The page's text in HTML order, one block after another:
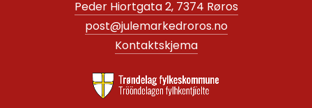
Peder Hiortgata 2, 7374 Røros
post@julemarkedroros.no
Kontaktskjema